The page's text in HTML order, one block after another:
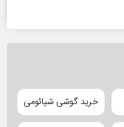
خرید گوشی شیائومی